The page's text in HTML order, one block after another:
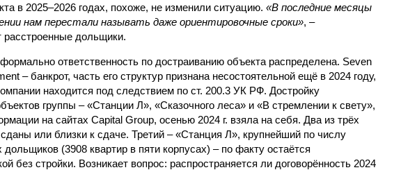
в 2025–2026 годах, похоже, не изменили ситуацию. «В последние месяцы
нам перестали называть даже ориентировочные сроки», –
расстроенные дольщики.
ответственность по достраиванию объекта распределена. Seven
– банкрот, часть его структур признана несостоятельной ещё в 2024 году,
находится под следствием по ст. 200.3 УК РФ. Достройку
группы – «Станции Л», «Сказочного леса» и «В стремлении к свету»,
на сайтах Capital Group, осенью 2024 г. взяла на себя. Два из трёх
или близки к сдаче. Третий – «Станция Л», крупнейший по числу
(3908 квартир в пяти корпусах) – по факту остаётся
без стройки. Возникает вопрос: распространяется ли договорённость 2024